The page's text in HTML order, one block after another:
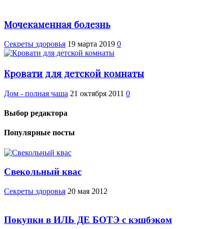
Мочекаменная болезнь
Cекреты здоровья 19 марта 2019 0
Кровати для детской комнаты
Дом - полная чаша 21 октября 2011 0
Выбор редактора
Популярные посты
Свекольный квас
Cекреты здоровья 20 мая 2012
Покупки в ИЛЬ ДЕ БОТЭ с кэшбэком